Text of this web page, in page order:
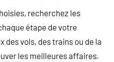
recherchez les
étape de votre
des vols, des trains ou de la
les meilleures affaires.